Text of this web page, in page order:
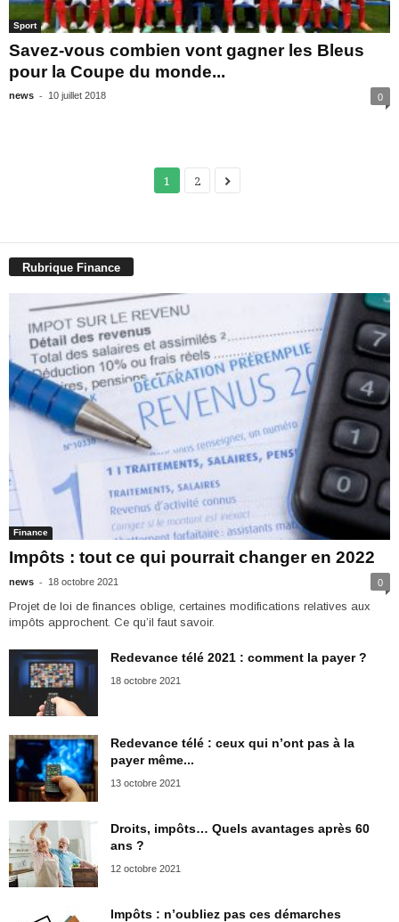
Sport
Savez-vous combien vont gagner les Bleus
pour la Coupe du monde...
news - 10 juillet 2018 0
1 2
Rubrique Finance
Finance
Impôts : tout ce qui pourrait changer en 2022
news - 18 octobre 2021 0
Projet de loi de finances oblige, certaines modifications relatives aux
impôts approchent. Ce qu’il faut savoir.
Redevance télé 2021 : comment la payer ?
18 octobre 2021
Redevance télé : ceux qui n’ont pas à la
payer même...
13 octobre 2021
Droits, impôts… Quels avantages après 60
ans ?
12 octobre 2021
Impôts : n’oubliez pas ces démarches